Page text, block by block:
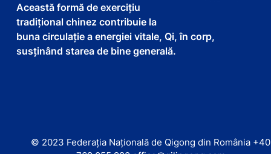
Această formă de exercițiu
tradițional chinez contribuie la
buna circulație a energiei vitale, Qi, în corp,
susținând starea de bine generală.